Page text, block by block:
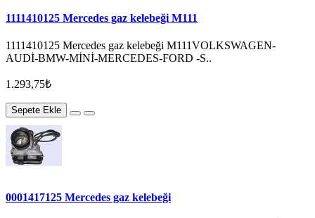
1111410125 Mercedes gaz kelebeği M111
1111410125 Mercedes gaz kelebeği M111VOLKSWAGEN-
AUDİ-BMW-MİNİ-MERCEDES-FORD -S..
1.293,75₺
Sepete Ekle
0001417125 Mercedes gaz kelebeği